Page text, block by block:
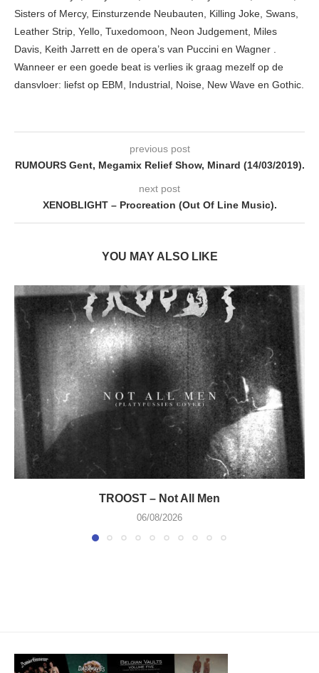
Sisters of Mercy, Einsturzende Neubauten, Killing Joke, Swans,
Leather Strip, Yello, Tuxedomoon, Neon Judgement, Miles
Davis, Keith Jarrett en de opera’s van Puccini en Wagner .
Wanneer er een goede beat is verlies ik graag mezelf op de
dansvloer: liefst op EBM, Industrial, Noise, New Wave en Gothic.
previous post
RUMOURS Gent, Megamix Relief Show, Minard (14/03/2019).
next post
XENOBLIGHT – Procreation (Out Of Line Music).
YOU MAY ALSO LIKE
TROOST – Not All Men
06/08/2026